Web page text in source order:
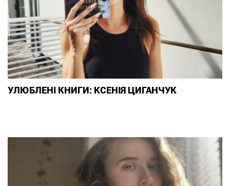
УЛЮБЛЕНІ КНИГИ: КСЕНІЯ ЦИГАНЧУК